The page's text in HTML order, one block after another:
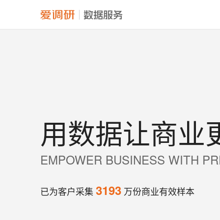
用数据让商业
EMPOWER BUSINESS WITH
已为客户采集 3193 万份商业有效样本